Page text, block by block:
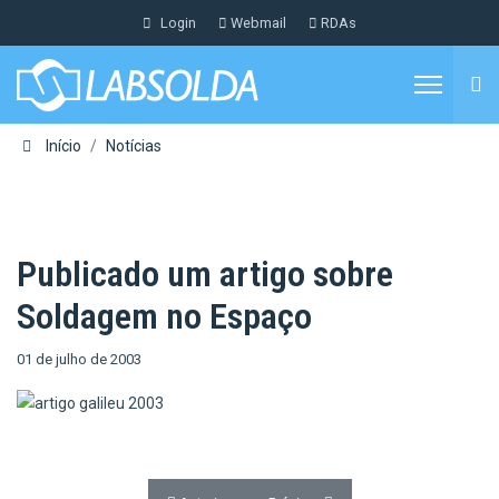
Login Webmail RDAs
Início Notícias
Publicado um artigo sobre
Soldagem no Espaço
01 de julho de 2003